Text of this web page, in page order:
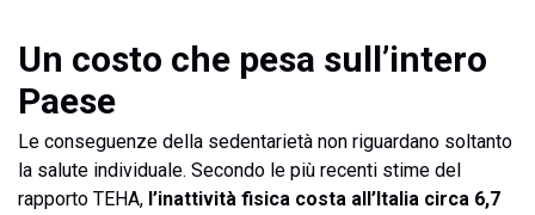
Un costo che pesa sull’intero
Paese
Le conseguenze della sedentarietà non riguardano soltanto
la salute individuale. Secondo le più recenti stime del
rapporto TEHA, l’inattività fisica costa all’Italia circa 6,7